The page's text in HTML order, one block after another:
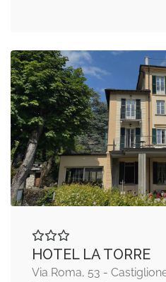
HOTEL LA TORRE
Via Roma, 53 -